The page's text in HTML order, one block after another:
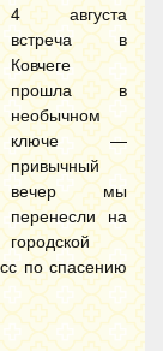
4 августа
встреча в
Ковчеге
прошла в
необычном
ключе —
привычный
вечер мы
перенесли на
городской
по спасению